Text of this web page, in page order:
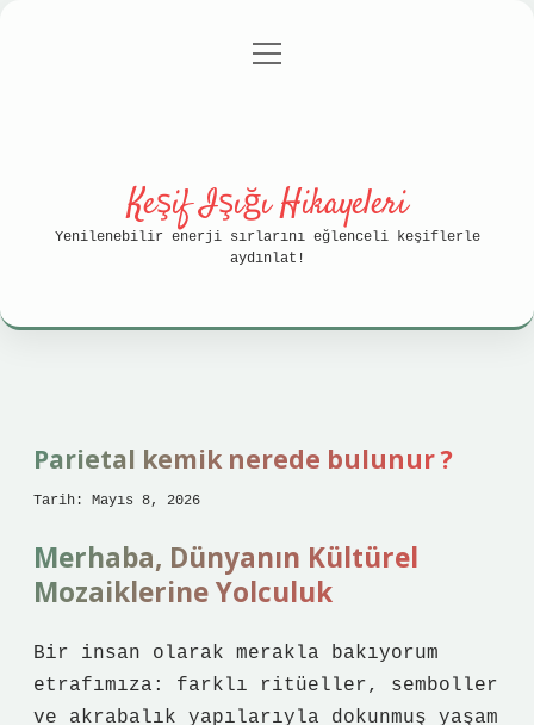
Gizlilik Politikası
menüyü
Keşif Işığı Hikayeleri
Yenilenebilir enerji sırlarını eğlenceli keşiflerle
aydınlat!
Parietal kemik nerede bulunur ?
Tarih: Mayıs 8, 2026
Merhaba, Dünyanın Kültürel
Mozaiklerine Yolculuk
Bir insan olarak merakla bakıyorum
etrafımıza: farklı ritüeller, semboller
ve akrabalık yapılarıyla dokunmuş yaşam